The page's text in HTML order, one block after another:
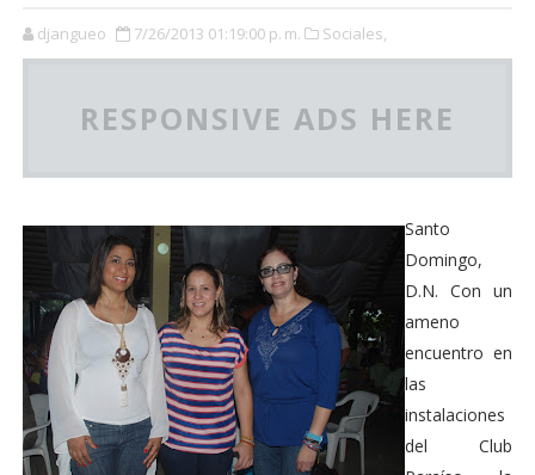
djangueo 7/26/2013 01:19:00 p. m. Sociales,
RESPONSIVE ADS HERE
Santo
Domingo,
D.N. Con un
ameno
encuentro en
las
instalaciones
del Club